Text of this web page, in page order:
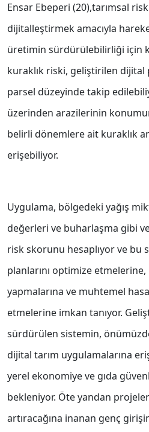
Ensar Ebeperi (20),tarımsal
dijitalleştirmek amacıyla
üretimin sürdürülebilirliği için
kuraklık riski, geliştirilen
parsel düzeyinde takip
üzerinden arazilerinin
belirli dönemlere ait kuraklık
erişebiliyor.
Uygulama, bölgedeki yağış
değerleri ve buharlaşma gibi
risk skorunu hesaplıyor ve bu
planlarını optimize
yapmalarına ve muhtemel
etmelerine imkan tanıyor.
sürdürülen sistemin,
dijital tarım uygulamalarına
yerel ekonomiye ve gıda
bekleniyor. Öte yandan
artıracağına inanan genç